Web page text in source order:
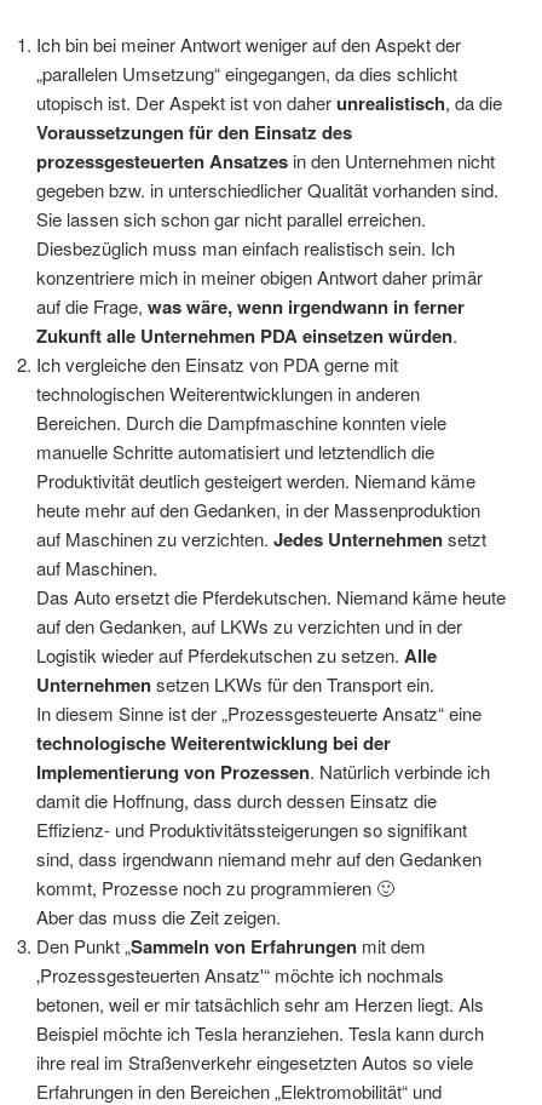
Ich bin bei meiner Antwort weniger auf den Aspekt der
„parallelen Umsetzung“ eingegangen, da dies schlicht
utopisch ist. Der Aspekt ist von daherunrealistisch, da die
Voraussetzungen für den Einsatz des
prozessgesteuerten Ansatzes in den Unternehmen nicht
gegeben bzw. in unterschiedlicher Qualität vorhanden sind.
Sie lassen sich schon gar nicht parallel erreichen.
Diesbezüglich muss man einfach realistisch sein. Ich
konzentriere mich in meiner obigen Antwort daher primär
auf die Frage, was wäre, wenn irgendwann in ferner
Zukunft alle Unternehmen PDA einsetzen würden.
Ich vergleiche den Einsatz von PDA gerne mit
technologischen Weiterentwicklungen in anderen
Bereichen. Durch die Dampfmaschine konnten viele
manuelle Schritte automatisiert und letztendlich die
Produktivität deutlich gesteigert werden. Niemand käme
heute mehr auf den Gedanken, in der Massenproduktion
auf Maschinen zu verzichten. Jedes Unternehmensetzt
auf Maschinen.
Das Auto ersetzt die Pferdekutschen. Niemand käme heute
auf den Gedanken, auf LKWs zu verzichten und in der
Logistik wieder auf Pferdekutschen zu setzen. Alle
Unternehmensetzen LKWs für den Transport ein.
In diesem Sinne ist der „Prozessgesteuerte Ansatz“ eine
technologische Weiterentwicklung bei der
Implementierung von Prozessen. Natürlich verbinde ich
damit die Hoffnung, dass durch dessen Einsatz die
Effizienz- und Produktivitätssteigerungen so signifikant
sind, dass irgendwann niemand mehr auf den Gedanken
kommt, Prozesse noch zu programmieren 🙂
Aber das muss die Zeit zeigen.
Den Punkt „Sammeln von Erfahrungen mit dem
‚Prozessgesteuerten Ansatz'“ möchte ich nochmals
betonen, weil er mir tatsächlich sehr am Herzen liegt. Als
Beispiel möchte ich Tesla heranziehen. Tesla kann durch
ihre real im Straßenverkehr eingesetzten Autos so viele
Erfahrungen in den Bereichen „Elektromobilität“ und